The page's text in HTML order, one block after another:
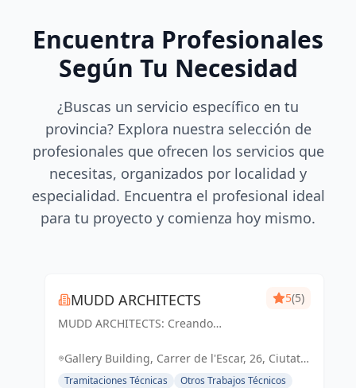
Encuentra Profesionales
Según Tu Necesidad
¿Buscas un servicio específico en tu
provincia? Explora nuestra selección de
profesionales que ofrecen los servicios que
necesitas, organizados por localidad y
especialidad. Encuentra el profesional ideal
para tu proyecto y comienza hoy mismo.
MUDD ARCHITECTS
MUDD ARCHITECTS: Creando
innovador y pasión. Tu visión,
nuestra realidad.
5(5)
Gallery Building, Carrer de l'Escar, 26, Ciutat
Vella, 08039 Barcelona, España, España
Tramitaciones Técnicas
Otros Trabajos Técnicos